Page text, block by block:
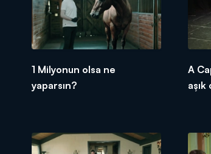
1 Milyonun olsa ne
yaparsın?
A
aşık